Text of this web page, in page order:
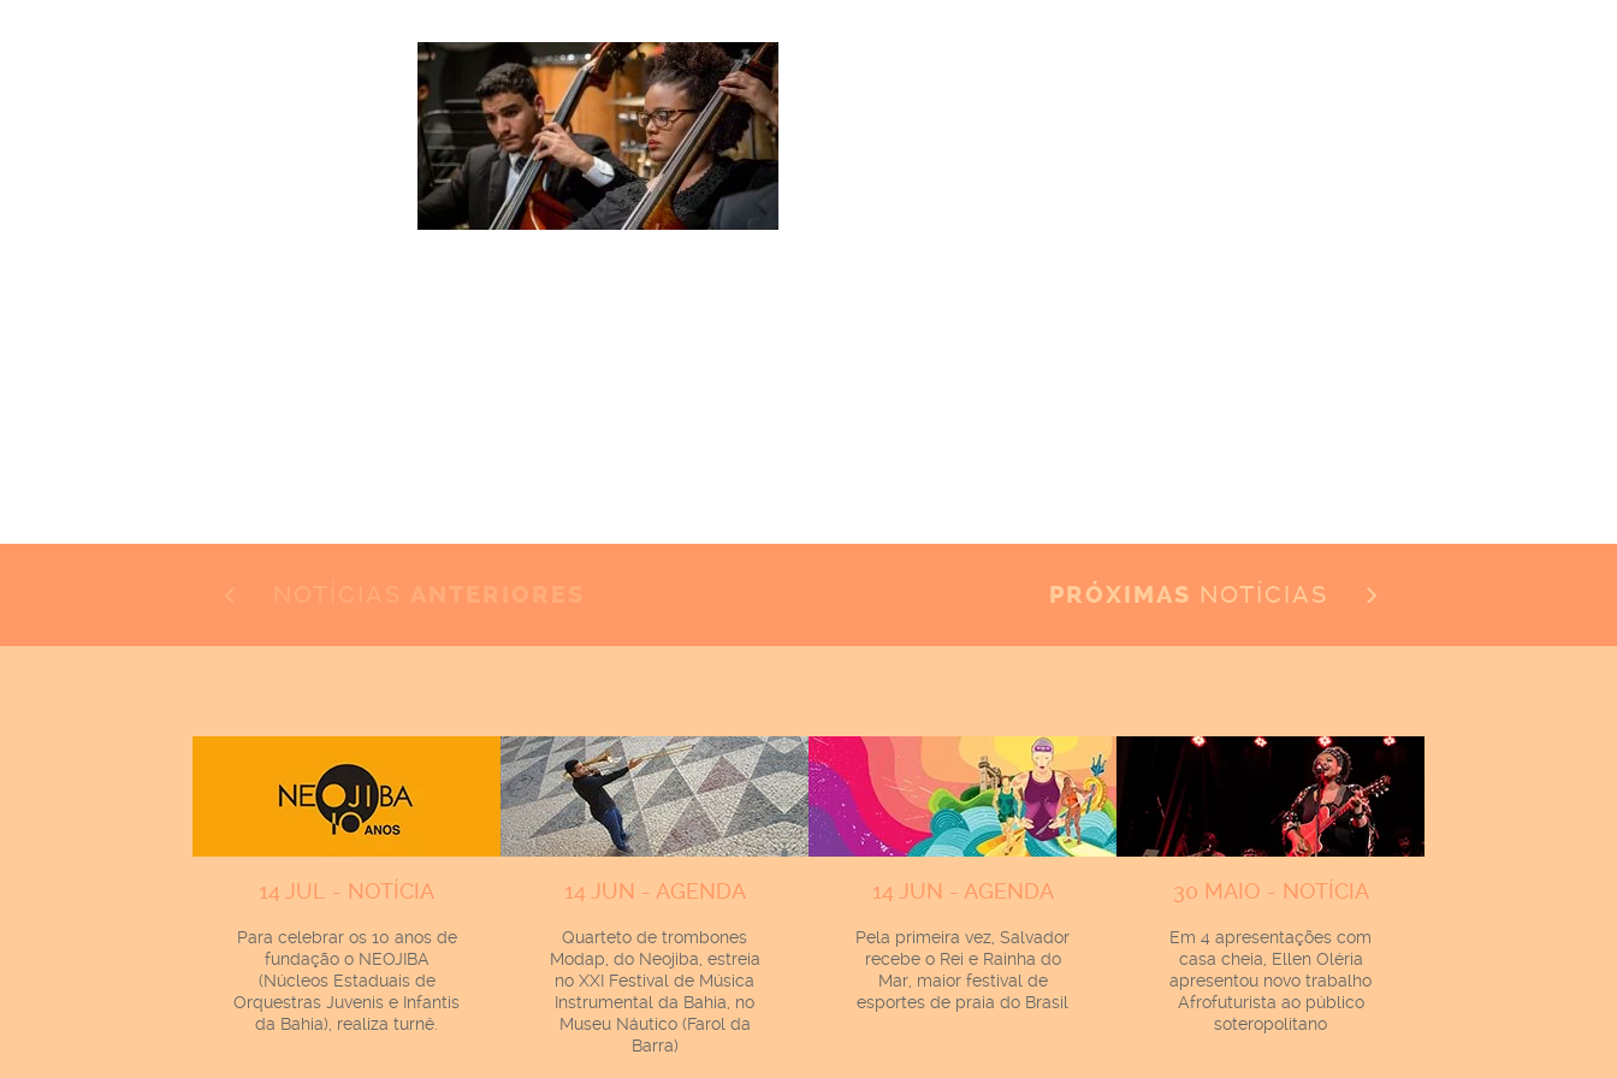
PRÓXIMAS NOTÍCIAS
14 JUL - NOTÍCIA
Para celebrar os 10 anos de
fundação o NEOJIBA
(Núcleos Estaduais de
Orquestras Juvenis e Infantis
da Bahia), realiza turnê.
14 JUN - AGENDA
Quarteto de trombones
Modap, do Neojiba, estreia
no XXI Festival de Música
Instrumental da Bahia, no
Museu Náutico (Farol da
Barra)
14 JUN - AGENDA
Pela primeira vez, Salvador
recebe o Rei e Rainha do
Mar, maior festival de
esportes de praia do Brasil
30 MAIO - NOTÍCIA
Em 4 apresentações com
casa cheia, Ellen Oléria
apresentou novo trabalho
Afrofuturista ao público
soteropolitano